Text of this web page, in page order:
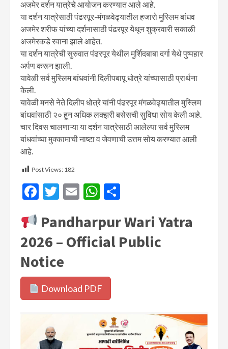
अजमेर दर्शन यात्रेचे आयोजन करण्यात आले आहे.
या दर्शन यात्रेसाठी पंढरपूर-मंगळवेढ्यातील हजारो मुस्लिम बांधव
अजमेर शरीफ यांच्या दर्शनासाठी पंढरपूर येथून शुक्रवारी सकाळी
अजमेरकडे रवाना झाले आहेत.
या दर्शन यात्रेची सुरुवात पंढरपूर येथील मुर्शिदबाबा दर्गा येथे पुष्पहार
अर्पण करून झाली.
यावेळी सर्व मुस्लिम बांधवांनी दिलीपबापू धोत्रे यांच्यासाठी प्रार्थना
केली.
यावेळी मनसे नेते दिलीप धोत्रे यांनी पंढरपूर मंगळवेढ्यातील मुस्लिम
बांधवांसाठी २० हून अधिक लक्झरी बसेसची सुविधा सोय केली आहे.
चार दिवस चालणाऱ्या या दर्शन यात्रेसाठी आलेल्या सर्व मुस्लिम
बांधवांच्या मुक्कामाची नाष्टा व जेवणाची उत्तम सोय करण्यात आली
आहे.
Post Views: 182
Facebook
Twitter
EmailWhatsApp
Pandharpur Wari Yatra
2026 – Official Public
Notice
Download PDF